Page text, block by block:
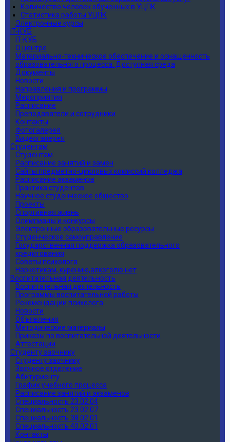
Количество человек обученных в УЦПК
Статистика работы УЦПК
Электронные курсы
IT-КУБ
IT-КУБ
О центре
Материально-техническое обеспечение и оснащенность
образовательного процесса. Доступная среда
Документы
Новости
Направления и программы
Мероприятия
Расписание
Преподаватели и сотрудники
Контакты
Фотогалерея
Видеогалерея
Студентам
Студентам
Расписание занятий и замен
Сайты предметно-цикловых комиссий колледжа
Расписание экзаменов
Практика студентов
Научное студенческое общество
Проекты
Спортивная жизнь
Олимпиады и конкурсы
Электронные образовательные ресурсы
Студенческое самоуправление
Государственная поддержка образовательного
кредитования
Советы психолога
Наркотикам, курению,алкоголю нет
Воспитательная деятельность
Воспитательная деятельность
Программы воспитательной работы
Рекомендации психолога
Новости
Объявления
Методические материалы
Приказы по воспитательной деятельности
Аттестации
Студенту заочнику
Студенту заочнику
Заочное отделение
Абитуриенту
График учебного процесса
Расписание занятий и экзаменов
Специальность 23.02.04
Специальность 23.02.07
Специальность 38.02.01
Специальность 40.02.01
Контакты